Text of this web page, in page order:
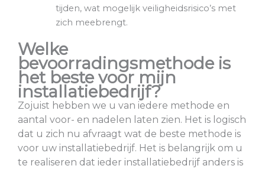
tijden, wat mogelijk veiligheidsrisico’s met
zich meebrengt.
Welke
bevoorradingsmethode is
het beste voor mijn
installatiebedrijf?
Zojuist hebben we u van iedere methode en
aantal voor- en nadelen laten zien. Het is logisch
dat u zich nu afvraagt wat de beste methode is
voor uw installatiebedrijf. Het is belangrijk om u
te realiseren dat ieder installatiebedrijf anders is